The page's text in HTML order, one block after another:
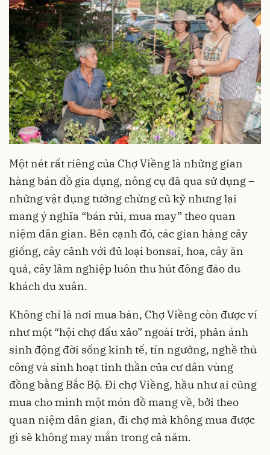
Một nét rất riêng của Chợ Viềng là những gian
hàng bán đồ gia dụng, nông cụ đã qua sử dụng –
những vật dụng tưởng chừng cũ kỹ nhưng lại
mang ý nghĩa “bán rủi, mua may” theo quan
niệm dân gian. Bên cạnh đó, các gian hàng cây
giống, cây cảnh với đủ loại bonsai, hoa, cây ăn
quả, cây lâm nghiệp luôn thu hút đông đảo du
khách du xuân.
Không chỉ là nơi mua bán, Chợ Viềng còn được ví
như một “hội chợ đấu xảo” ngoài trời, phản ánh
sinh động đời sống kinh tế, tín ngưỡng, nghề thủ
công và sinh hoạt tinh thần của cư dân vùng
đồng bằng Bắc Bộ. Đi chợ Viềng, hầu như ai cũng
mua cho mình một món đồ mang về, bởi theo
quan niệm dân gian, đi chợ mà không mua được
gì sẽ không may mắn trong cả năm.